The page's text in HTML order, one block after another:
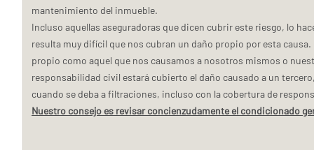
mantenimiento del inmueble.
Incluso aquellas aseguradoras que dicen cubrir este riesgo, lo
resulta muy difícil que nos cubran un daño propio por esta
propio como aquel que nos causamos a nosotros mismos o
responsabilidad civil estará cubierto el daño causado a un
cuando se deba a filtraciones, incluso con la cobertura de
Nuestro consejo es revisar concienzudamente el condicionado